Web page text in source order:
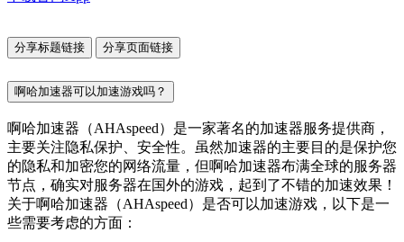
分享标题链接 分享页面链接
啊哈加速器可以加速游戏吗？
啊哈加速器（AHAspeed）是一家著名的加速器服务提供商，
主要关注隐私保护、安全性。虽然加速器的主要目的是保护您
的隐私和加密您的网络流量，但啊哈加速器布满全球的服务器
节点，确实对服务器在国外的游戏，起到了不错的加速效果！
关于啊哈加速器（AHAspeed）是否可以加速游戏，以下是一
些需要考虑的方面：